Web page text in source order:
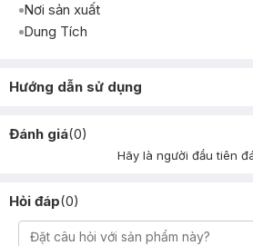
Nơi sản xuất
Dung Tích
Hướng dẫn sử dụng
Đánh giá(0)
Hãy là người đầu tiên
Hỏi đáp(0)